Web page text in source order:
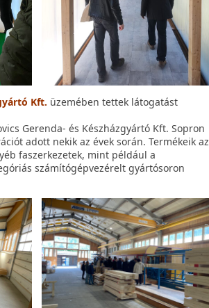
Kft. üzemében tettek látogatást
Gerenda- és Készházgyártó Kft. Sopron
adott nekik az évek során. Termékeik az
faszerkezetek, mint például a
számítógépvezérelt gyártósoron